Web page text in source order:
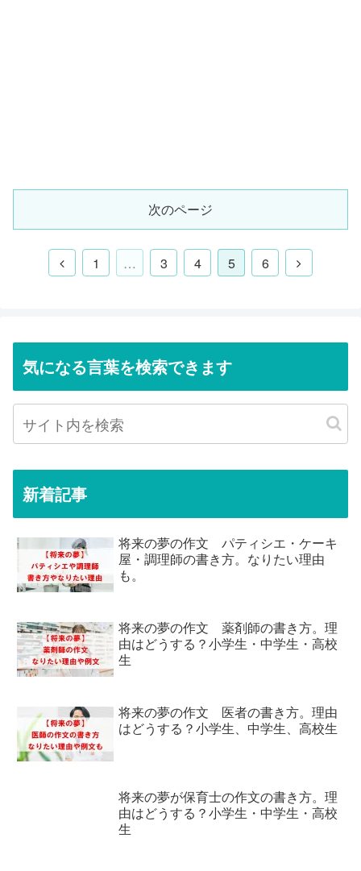
次のページ
1 … 3 4 5 6
気になる言葉を検索できます
新着記事
将来の夢の作文 パティシエ・ケーキ
屋・調理師の書き方。なりたい理由
も。
将来の夢の作文 薬剤師の書き方。理
由はどうする？小学生・中学生・高校
生
将来の夢の作文 医者の書き方。理由
はどうする？小学生、中学生、高校生
将来の夢が保育士の作文の書き方。理
由はどうする？小学生・中学生・高校
生